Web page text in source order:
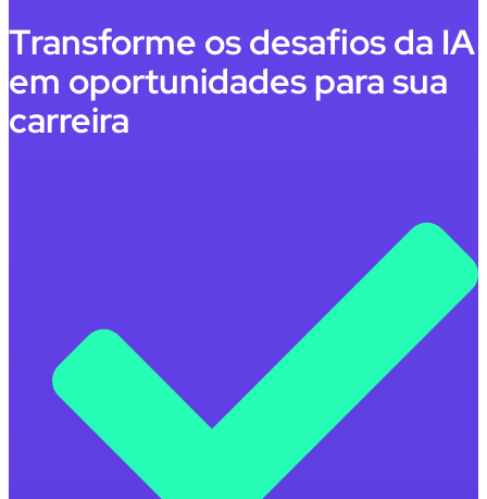
Transforme os desafios da IA
em oportunidades para sua
carreira